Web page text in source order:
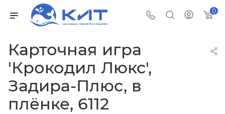
0
Карточная игра
'Крокодил Люкс',
Задира-Плюс, в
плёнке, 6112